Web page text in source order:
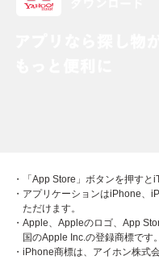
・「App Store」ボタンを押すと
・アプリケーションはiPhone、
ただけます。
・Apple、Appleのロゴ、App
国のApple Inc.の登録商標です。
・iPhone商標は、アイホン株式